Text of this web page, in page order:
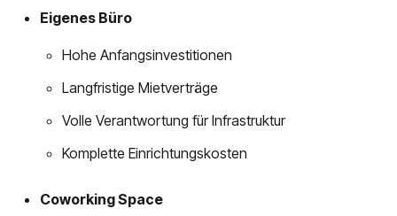
Eigenes Büro
Hohe Anfangsinvestitionen
Langfristige Mietverträge
Volle Verantwortung für Infrastruktur
Komplette Einrichtungskosten
Coworking Space